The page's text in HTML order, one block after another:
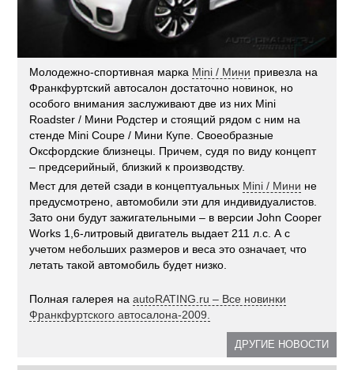
Молодежно-спортивная марка Mini / Мини привезла на
Франкфуртский автосалон достаточно новинок, но
особого внимания заслуживают две из них Mini
Roadster / Мини Родстер и стоящий рядом с ним на
стенде Mini Coupe / Мини Купе. Своеобразные
Оксфордские близнецы. Причем, судя по виду концепт
– предсерийный, близкий к производству.
Мест для детей сзади в концептуальных Mini / Мини не
предусмотрено, автомобили эти для индивидуалистов.
Зато они будут зажигательными – в версии John Cooper
Works 1,6-литровый двигатель выдает 211 л.с. А с
учетом небольших размеров и веса это означает, что
летать такой автомобиль будет низко.
Полная галерея наautoRATING.ru – Все новинки
Франкфуртского автосалона-2009.
ДРУГИЕ НОВОСТИ